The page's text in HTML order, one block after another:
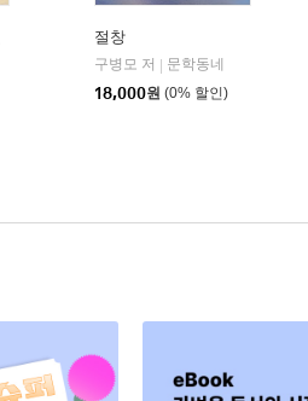
절창
구병모 저
문학동네
18,000원 (0% 할인)